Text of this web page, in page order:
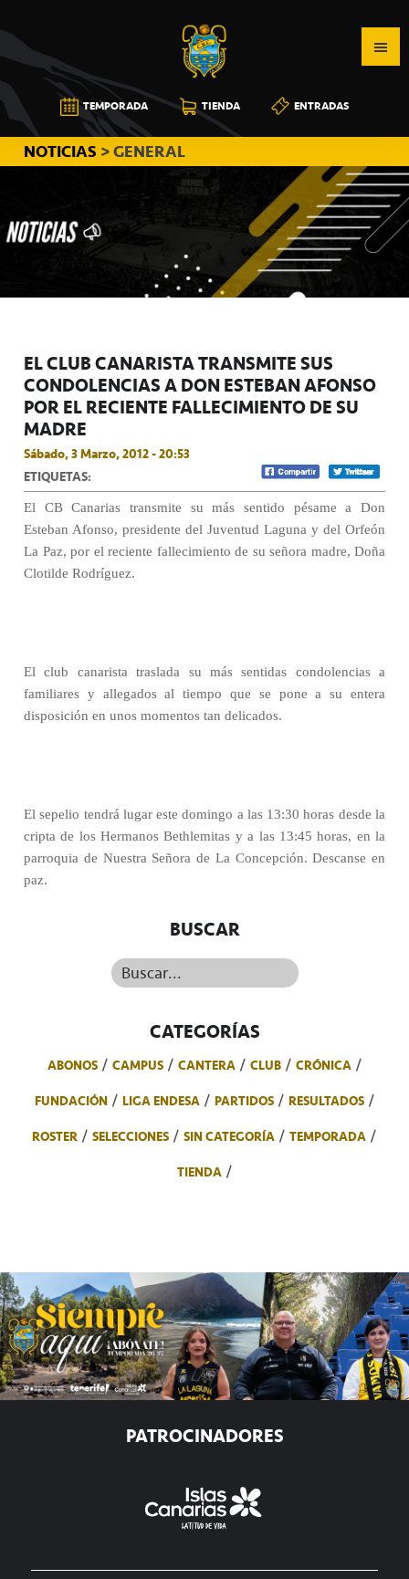
a
la
navegación
principal
al
contenido
principal
a
la
barra
lateral
principal
CB
CANARIAS
TEMPORADA TIENDA ENTRADAS
NOTICIAS > GENERAL
EL CLUB CANARISTA TRANSMITE SUS
CONDOLENCIAS A DON ESTEBAN AFONSO
POR EL RECIENTE FALLECIMIENTO DE SU
MADRE
Sábado, 3 Marzo, 2012 - 20:53
ETIQUETAS:
El CB Canarias transmite su más sentido pésame a Don
Esteban Afonso, presidente del Juventud Laguna y del Orfeón
La Paz, por el reciente fallecimiento de su señora madre, Doña
Clotilde Rodríguez.
El club canarista traslada su más sentidas condolencias a
familiares y allegados al tiempo que se pone a su entera
disposición en unos momentos tan delicados.
El sepelio tendrá lugar este domingo a las 13:30 horas desde la
cripta de los Hermanos Bethlemitas y a las 13:45 horas, en la
parroquia de Nuestra Señora de La Concepción. Descanse en
paz.
BUSCAR
Buscar...
CATEGORÍAS
ABONOS CAMPUS CANTERA CLUB
CRÓNICA
FUNDACIÓN
LIGA ENDESA PARTIDOS
RESULTADOS
ROSTER
SELECCIONES SIN CATEGORÍA
TEMPORADA
TIENDA
PATROCINADORES